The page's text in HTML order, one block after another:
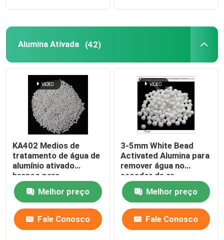
Alumina Ativada (42)
KA402 Medios de
tratamento de água de
alumínio ativado
branco para
desfluorificação
Melhor preço
Fale Conosco
3-5mm White Bead
Activated Alumina para
remover água no
secador de ar
Melhor preço
Fale Conosco